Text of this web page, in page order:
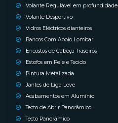
Volante Regulável em profundidade
Volante Desportivo
Vidros Eléctricos dianteiros
Bancos Com Apoio Lombar
Encostos de Cabeça Traseiros
Estofos em Pele e Tecido
Pintura Metalizada
Jantes de Liga Leve
Acabamentos em Alumínio
Tecto de Abrir Panorâmico
Tecto Panorâmico